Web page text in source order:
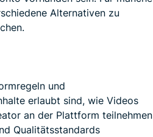
Alternativen zu
und
erlaubt sind, wie Videos
an der Plattform teilnehmen
Qualitätsstandards